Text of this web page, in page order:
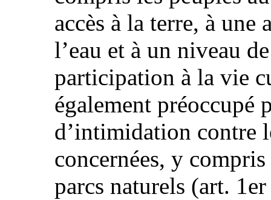
accès à la terre, à une
l’eau et à un niveau
participation à la vie
également préoccupé
d’intimidation contre
concernées, y
parcs naturels (art.